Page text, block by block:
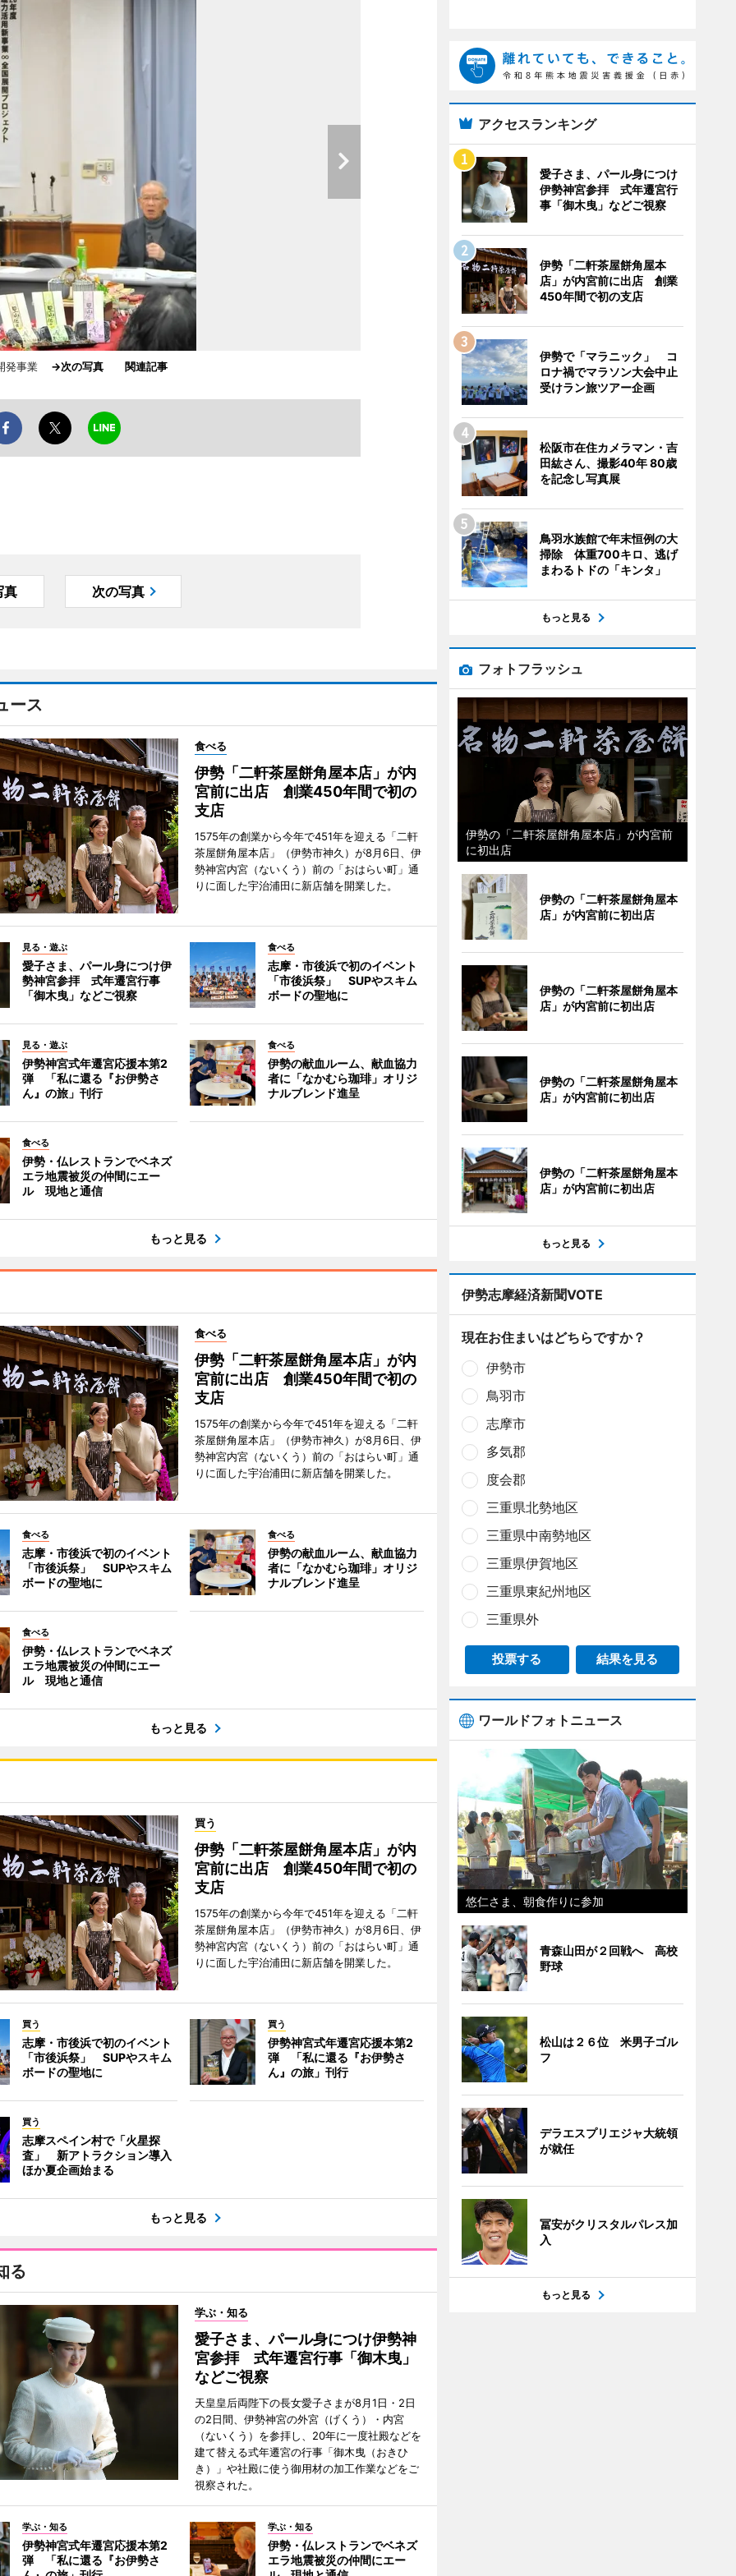
発事業 →次の写真 関連記事
真 次の写真
ース
食べる
伊勢「二軒茶屋餅角屋本店」が内
宮前に出店 創業450年間で初の
支店
1575年の創業から今年で451年を迎える「二軒
茶屋餅角屋本店」（伊勢市神久）が8月6日、伊
勢神宮内宮（ないくう）前の「おはらい町」通
りに面した宇治浦田に新店舗を開業した。
見る・遊ぶ
愛子さま、パール身につけ伊
勢神宮参拝 式年遷宮行事
「御木曳」などご視察
食べる
志摩・市後浜で初のイベント
「市後浜祭」 SUPやスキム
ボードの聖地に
見る・遊ぶ
伊勢神宮式年遷宮応援本第2
弾 「私に還る『お伊勢さ
ん』の旅」刊行
食べる
伊勢の献血ルーム、献血協力
者に「なかむら珈琲」オリジ
ナルブレンド進呈
食べる
伊勢・仏レストランでベネズ
エラ地震被災の仲間にエー
ル 現地と通信
もっと見る
食べる
伊勢「二軒茶屋餅角屋本店」が内
宮前に出店 創業450年間で初の
支店
1575年の創業から今年で451年を迎える「二軒
茶屋餅角屋本店」（伊勢市神久）が8月6日、伊
勢神宮内宮（ないくう）前の「おはらい町」通
りに面した宇治浦田に新店舗を開業した。
食べる
志摩・市後浜で初のイベント
「市後浜祭」 SUPやスキム
ボードの聖地に
食べる
伊勢の献血ルーム、献血協力
者に「なかむら珈琲」オリジ
ナルブレンド進呈
食べる
伊勢・仏レストランでベネズ
エラ地震被災の仲間にエー
ル 現地と通信
もっと見る
買う
伊勢「二軒茶屋餅角屋本店」が内
宮前に出店 創業450年間で初の
支店
1575年の創業から今年で451年を迎える「二軒
茶屋餅角屋本店」（伊勢市神久）が8月6日、伊
勢神宮内宮（ないくう）前の「おはらい町」通
りに面した宇治浦田に新店舗を開業した。
買う
志摩・市後浜で初のイベント
「市後浜祭」 SUPやスキム
ボードの聖地に
買う
伊勢神宮式年遷宮応援本第2
弾 「私に還る『お伊勢さ
ん』の旅」刊行
買う
志摩スペイン村で「火星探
査」 新アトラクション導入
ほか夏企画始まる
もっと見る
る
学ぶ・知る
愛子さま、パール身につけ伊勢神
宮参拝 式年遷宮行事「御木曳」
などご視察
天皇皇后両陛下の長女愛子さまが8月1日・2日
の2日間、伊勢神宮の外宮（げくう）・内宮
（ないくう）を参拝し、20年に一度社殿などを
建て替える式年遷宮の行事「御木曳（おきひ
き）」や社殿に使う御用材の加工作業などをご
視察された。
学ぶ・知る
伊勢神宮式年遷宮応援本第2
弾 「私に還る『お伊勢さ
学ぶ・知る
伊勢・仏レストランでベネズ
エラ地震被災の仲間にエー
アクセスランキング
愛子さま、パール身につけ
伊勢神宮参拝 式年遷宮行
事「御木曳」などご視察
伊勢「二軒茶屋餅角屋本
店」が内宮前に出店 創業
450年間で初の支店
伊勢で「マラニック」 コ
ロナ禍でマラソン大会中止
受けラン旅ツアー企画
松阪市在住カメラマン・吉
田紘さん、撮影40年 80歳
を記念し写真展
鳥羽水族館で年末恒例の大
掃除 体重700キロ、逃げ
まわるトドの「キンタ」
もっと見る
フォトフラッシュ
伊勢の「二軒茶屋餅角屋本店」が内宮前
に初出店
伊勢の「二軒茶屋餅角屋本
店」が内宮前に初出店
伊勢の「二軒茶屋餅角屋本
店」が内宮前に初出店
伊勢の「二軒茶屋餅角屋本
店」が内宮前に初出店
伊勢の「二軒茶屋餅角屋本
店」が内宮前に初出店
もっと見る
伊勢志摩経済新聞VOTE
現在お住まいはどちらですか？
伊勢市
鳥羽市
志摩市
多気郡
度会郡
三重県北勢地区
三重県中南勢地区
三重県伊賀地区
三重県東紀州地区
三重県外
投票する 結果を見る
ワールドフォトニュース
悠仁さま、朝食作りに参加
青森山田が２回戦へ 高校
野球
松山は２６位 米男子ゴル
フ
デラエスプリエジャ大統領
が就任
冨安がクリスタルパレス加
入
もっと見る